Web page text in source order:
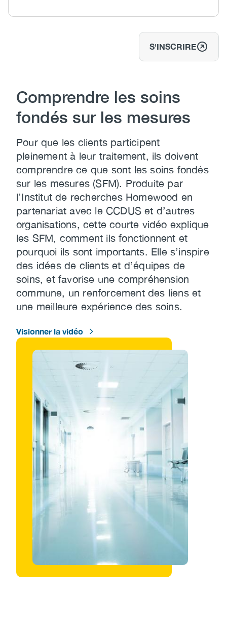
S'INSCRIRE
Comprendre les soins
fondés sur les mesures
Pour que les clients participent
pleinement à leur traitement, ils doivent
comprendre ce que sont les soins fondés
sur les mesures (SFM). Produite par
l’Institut de recherches Homewood en
partenariat avec le CCDUS et d’autres
organisations, cette courte vidéo explique
les SFM, comment ils fonctionnent et
pourquoi ils sont importants. Elle s’inspire
des idées de clients et d’équipes de
soins, et favorise une compréhension
commune, un renforcement des liens et
une meilleure expérience des soins.
Visionner la vidéo
Image